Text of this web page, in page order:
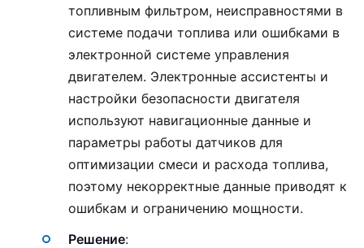
топливным фильтром, неисправностями в
системе подачи топлива или ошибками в
электронной системе управления
двигателем. Электронные ассистенты и
настройки безопасности двигателя
используют навигационные данные и
параметры работы датчиков для
оптимизации смеси и расхода топлива,
поэтому некорректные данные приводят к
ошибкам и ограничению мощности.
Решение: